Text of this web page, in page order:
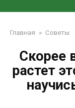
Главная » Советы
Скорее
растет